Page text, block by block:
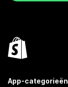
App-categorieën